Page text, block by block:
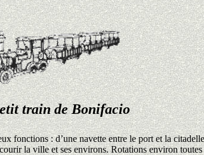
train de Bonifacio
fonctions : d’une navette entre le port et la
la ville et ses environs. Rotations environ toutes